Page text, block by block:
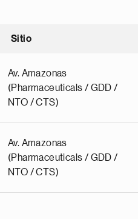
Sitio
Av. Amazonas
(Pharmaceuticals / GDD /
NTO / CTS)
Av. Amazonas
(Pharmaceuticals / GDD /
NTO / CTS)